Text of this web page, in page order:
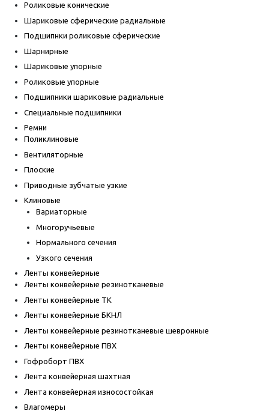
Роликовые конические
Шариковые сферические радиальные
Подшипнки роликовые сферические
Шарнирные
Шариковые упорные
Роликовые упорные
Подшипники шариковые радиальные
Специальные подшипники
Ремни
Поликлиновые
Вентиляторные
Плоские
Приводные зубчатые узкие
Клиновые
Вариаторные
Многоручьевые
Нормального сечения
Узкого сечения
Ленты конвейерные
Ленты конвейерные резинотканевые
Ленты конвейерные ТК
Ленты конвейерные БКНЛ
Ленты конвейерные резинотканевые шевронные
Ленты конвейерные ПВХ
Гофроборт ПВХ
Лента конвейерная шахтная
Лента конвейерная износостойкая
Влагомеры